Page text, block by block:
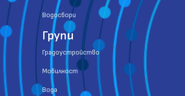
Водосбори
Групи
Градоустройство
Мобилност
Вода